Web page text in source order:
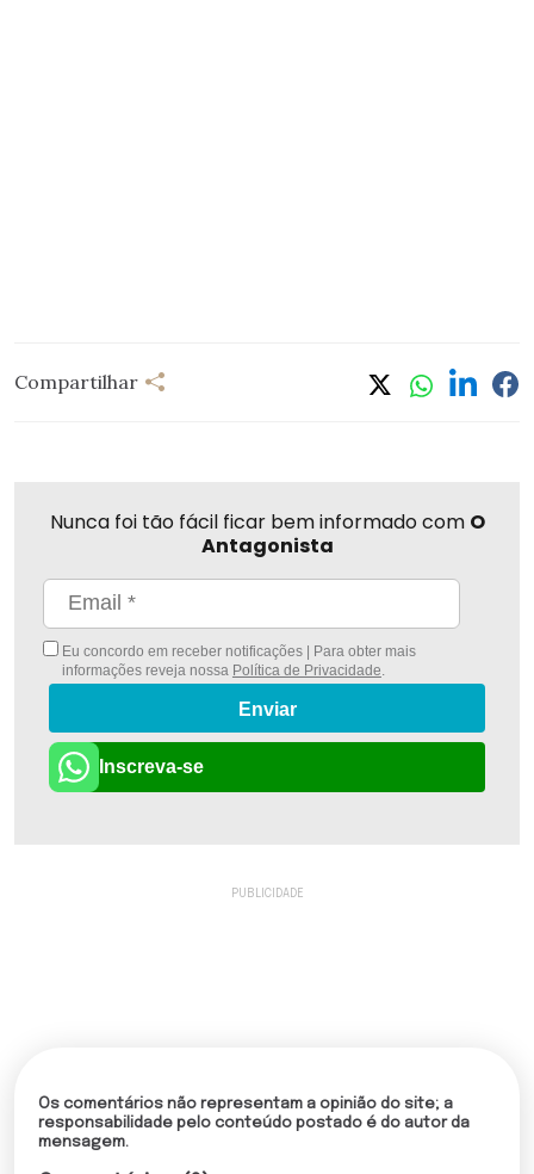
Compartilhar
Nunca foi tão fácil ficar bem informado com O
Antagonista
Eu concordo em receber notificações | Para obter mais
informações reveja nossa Política de Privacidade
Enviar
Inscreva-se
Os comentários não representam a opinião do site; a
responsabilidade pelo conteúdo postado é do autor da
mensagem.